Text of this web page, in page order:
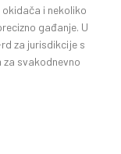
i nekoliko
gađanje. U
za jurisdikcije s
svakodnevno